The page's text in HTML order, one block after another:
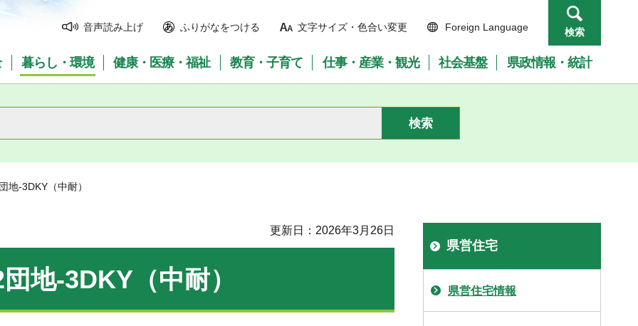
音声読み上げ ふりがなをつける 文字サイズ・色合い変更 Foreign Language 検索
暮らし・環境 健康・医療・福祉 教育・子育て 仕事・産業・観光 社会基盤 県政情報・統計
地-3DKY（中耐）
更新日：2026年3月26日
地-3DKY（中耐）
県営住宅
県営住宅情報